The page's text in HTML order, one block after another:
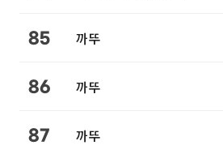
85 까뚜
86 까뚜
87 까뚜